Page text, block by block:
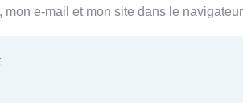
mon e-mail et mon site dans le